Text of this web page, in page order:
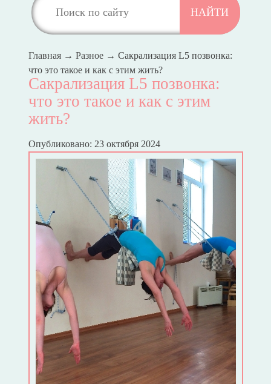
Главная→ Разное→ Сакрализация L5 позвонка:
что это такое и как с этим жить?
Сакрализация L5 позвонка:
что это такое и как с этим
жить?
Опубликовано: 23 октября 2024